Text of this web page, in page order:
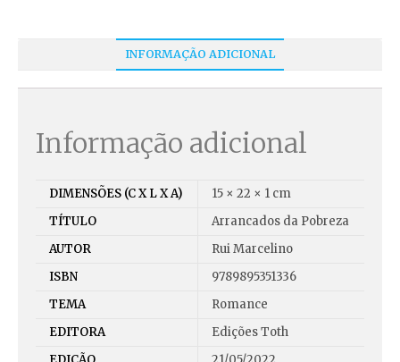
INFORMAÇÃO ADICIONAL
Informação adicional
DIMENSÕES (C X L X A)
15 × 22 × 1 cm
TÍTULO
Arrancados da Pobreza
AUTOR
Rui Marcelino
ISBN
9789895351336
TEMA
Romance
EDITORA
Edições Toth